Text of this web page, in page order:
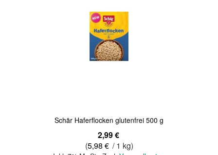
Schär Haferflocken glutenfrei 500 g
2,99 €
(5,98 € / 1 kg)